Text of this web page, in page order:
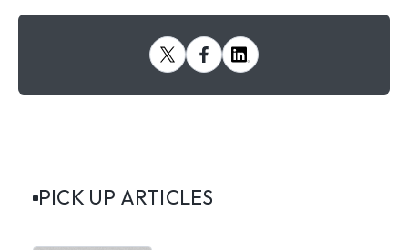
PICK UP ARTICLES